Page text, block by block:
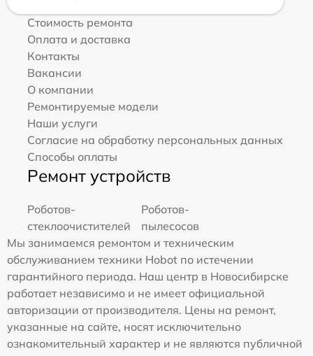
Стоимость ремонта
Оплата и доставка
Контакты
Вакансии
О компании
Ремонтируемые модели
Наши услуги
Согласие на обработку персональных данных
Способы оплаты
Ремонт устройств
Роботов-
стеклоочистителей
Роботов-
пылесосов
Мы занимаемся ремонтом и техническим
обслуживанием техники Hobot по истечении
гарантийного периода. Наш центр в Новосибирске
работает независимо и не имеет официальной
авторизации от производителя. Цены на ремонт,
указанные на сайте, носят исключительно
ознакомительный характер и не являются публичной